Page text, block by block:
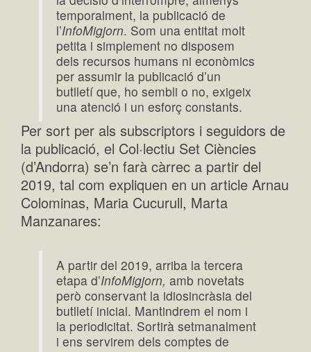
temporalment, la publicació de
l’InfoMigjorn. Som una entitat molt
petita i simplement no disposem
dels recursos humans ni econòmics
per assumir la publicació d’un
butlletí que, ho sembli o no, exigeix
una atenció i un esforç constants.
Per sort per als subscriptors i seguidors de
la publicació, el Col·lectiu Set Ciències
(d’Andorra) se’n farà càrrec a partir del
2019, tal com expliquen en un article Arnau
Colominas, Maria Cucurull, Marta
Manzanares:
A partir del 2019, arriba la tercera
etapa d’InfoMigjorn, amb nove­tats
però conservant la idiosincràsia del
butlletí inicial. Mantindrem el nom i
la periodicitat. Sortirà setmanalment
i ens servirem dels comptes de